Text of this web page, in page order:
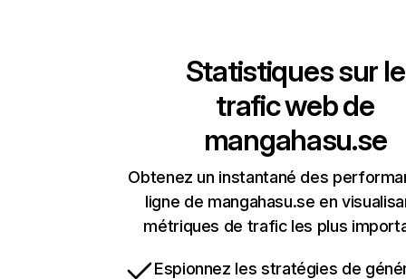
Statistiques sur le
trafic web de
mangahasu.se
Obtenez un instantané des
ligne de mangahasu.se en
métriques de trafic les plus
Espionnez les stratégies de